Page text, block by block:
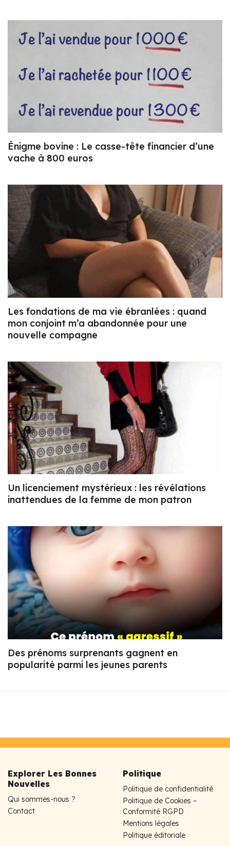
Énigme bovine : Le casse-tête financier d’une
vache à 800 euros
Les fondations de ma vie ébranlées : quand
mon conjoint m’a abandonnée pour une
nouvelle compagne
Un licenciement mystérieux : les révélations
inattendues de la femme de mon patron
Des prénoms surprenants gagnent en
popularité parmi les jeunes parents
Explorer Les Bonnes
Nouvelles
Qui sommes-nous ?
Contact
Politique
Politique de confidentialité
Politique de Cookies –
Conformité RGPD
Mentions légales
Politique éditoriale